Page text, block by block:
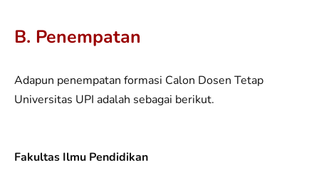
B. Penempatan
Adapun penempatan formasi Calon Dosen Tetap
Universitas UPI adalah sebagai berikut.
Fakultas Ilmu Pendidikan